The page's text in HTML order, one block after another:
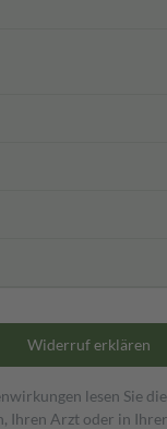
Widerruf erklären
lesen Sie
Ihren Arzt oder in